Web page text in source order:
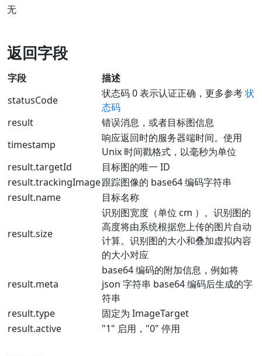
无
返回字段
字段
描述
statusCode
状态码 0 表示认证正确，更多参考状
态码
result
错误消息，或者目标图信息
timestamp
响应返回时的服务器端时间。使用
Unix 时间戳格式，以毫秒为单位
result.targetId
目标图的唯一 ID
result.trackingImage跟踪图像的 base64 编码字符串
result.name
目标名称
result.size
识别图宽度（单位 cm ）。识别图的
高度将由系统根据您上传的图片自动
计算。识别图的大小和叠加虚拟内容
的大小对应
result.meta
base64 编码的附加信息，例如将
json 字符串 base64 编码后生成的字
符串
result.type
固定为 ImageTarget
result.active
"1" 启用，"0" 停用